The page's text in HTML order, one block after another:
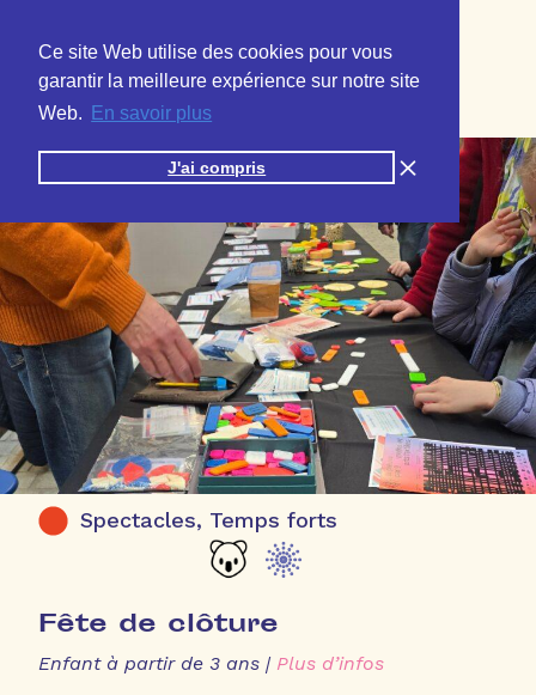
Ce site Web utilise des cookies pour vous
garantir la meilleure expérience sur notre site
Web.
En savoir plus
J'ai compris
Spectacles, Temps forts
Fête de clôture
Enfant à partir de 3 ans |Plus d’infos